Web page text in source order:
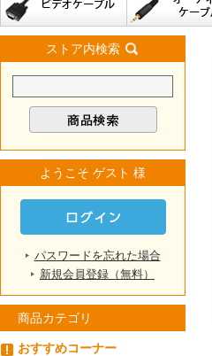
ストア内検索
ようこそ ゲスト 様
パスワードを忘れた場合
新規会員登録（無料）
商品カテゴリ
おすすめコーナー